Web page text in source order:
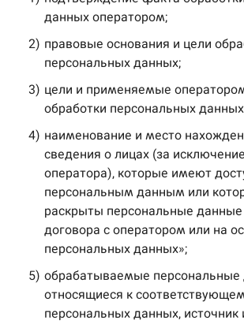
данных оператором;
2) правовые основания и цели
персональных данных;
3) цели и применяемые
обработки персональных
4) наименование и место
сведения о лицах (за
оператора), которые имеют
персональным данным или
раскрыты персональные данные
договора с оператором или на
персональных данных»;
5) обрабатываемые персональные
относящиеся к
персональных данных, источник